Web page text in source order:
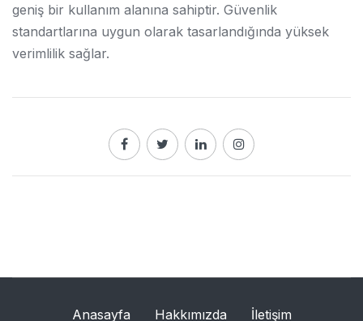
geniş bir kullanım alanına sahiptir. Güvenlik
standartlarına uygun olarak tasarlandığında yüksek
verimlilik sağlar.
Anasayfa Hakkımızda İletişim